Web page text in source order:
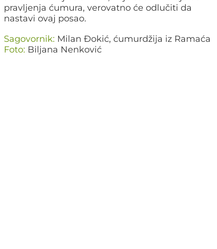
pravljenja ćumura, verovatno će odlučiti da
nastavi ovaj posao.
Sagovornik: Milan Đokić, ćumurdžija iz Ramaća
Foto: Biljana Nenković